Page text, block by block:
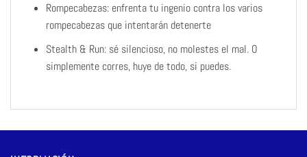
Rompecabezas: enfrenta tu ingenio contra los varios
rompecabezas que intentarán detenerte
Stealth & Run: sé silencioso, no molestes el mal. O
simplemente corres, huye de todo, si puedes.